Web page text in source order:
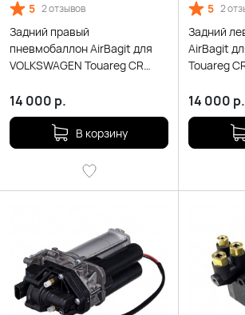
5 2 отзывов
Задний правый
пневмобаллон AirBagit для
VOLKSWAGEN Touareg CR
14 000 р.
В корзину
5 2
Задний
AirBagit
Touareg
14 000 р.